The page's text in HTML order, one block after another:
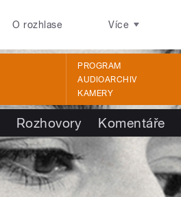
O rozhlase Více
PROGRAM
AUDIOARCHIV
KAMERY
Rozhovory Komentáře